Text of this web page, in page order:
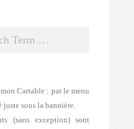
Cartable : par le menu
juste sous la bannière.
(sans exception) sont